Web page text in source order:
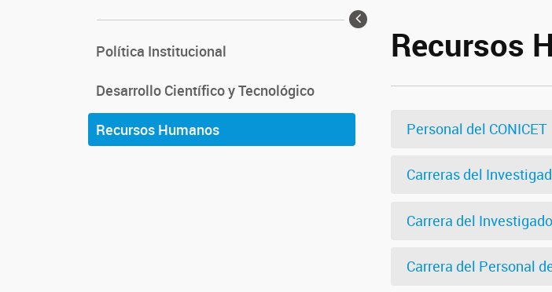
Recursos
Personal del CONICET
Carreras del
Carrera del
Carrera del Personal
Política Institucional
Desarrollo Científico y Tecnológico
Recursos Humanos